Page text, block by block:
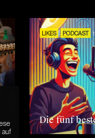
LIKES PODCAST
Die fünf
auf